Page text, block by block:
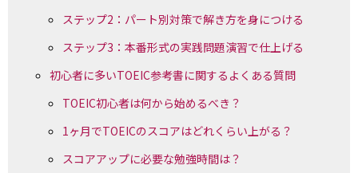
ステップ2：パート別対策で解き方を身につける
ステップ3：本番形式の実践問題演習で仕上げる
初心者に多いTOEIC参考書に関するよくある質問
TOEIC初心者は何から始めるべき？
1ヶ月でTOEICのスコアはどれくらい上がる？
スコアアップに必要な勉強時間は？